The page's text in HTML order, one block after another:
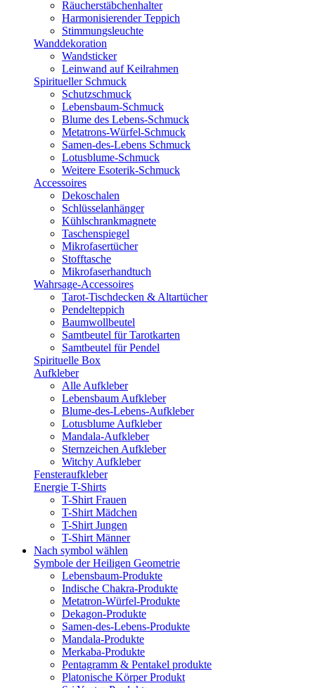
Räucherstäbchenhalter
Harmonisierender Teppich
Stimmungsleuchte
Wanddekoration
Wandsticker
Leinwand auf Keilrahmen
Spiritueller Schmuck
Schutzschmuck
Lebensbaum-Schmuck
Blume des Lebens-Schmuck
Metatrons-Würfel-Schmuck
Samen-des-Lebens Schmuck
Lotusblume-Schmuck
Weitere Esoterik-Schmuck
Accessoires
Dekoschalen
Schlüsselanhänger
Kühlschrankmagnete
Taschenspiegel
Mikrofasertücher
Stofftasche
Mikrofaserhandtuch
Wahrsage-Accessoires
Tarot-Tischdecken & Altartücher
Pendelteppich
Baumwollbeutel
Samtbeutel für Tarotkarten
Samtbeutel für Pendel
Spirituelle Box
Aufkleber
Alle Aufkleber
Lebensbaum Aufkleber
Blume-des-Lebens-Aufkleber
Lotusblume Aufkleber
Mandala-Aufkleber
Sternzeichen Aufkleber
Witchy Aufkleber
Fensteraufkleber
Energie T-Shirts
T-Shirt Frauen
T-Shirt Mädchen
T-Shirt Jungen
T-Shirt Männer
Nach symbol wählen
Symbole der Heiligen Geometrie
Lebensbaum-Produkte
Indische Chakra-Produkte
Metatron-Würfel-Produkte
Dekagon-Produkte
Samen-des-Lebens-Produkte
Mandala-Produkte
Merkaba-Produkte
Pentagramm & Pentakel produkte
Platonische Körper Produkt